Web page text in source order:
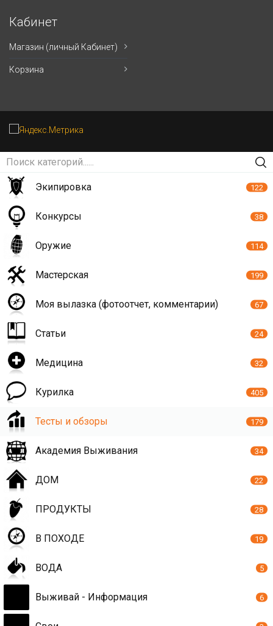
Кабинет
Магазин (личный Кабинет)
Корзина
Экипировка 122
Конкурсы 38
Оружие 114
Мастерская 199
Моя вылазка (фотоотчет, комментарии) 67
Статьи 24
Медицина 32
Курилка 405
Тесты и обзоры 179
Академия Выживания 34
ДОМ 22
ПРОДУКТЫ 28
В ПОХОДЕ 19
ВОДА 5
Выживай - Информация 6